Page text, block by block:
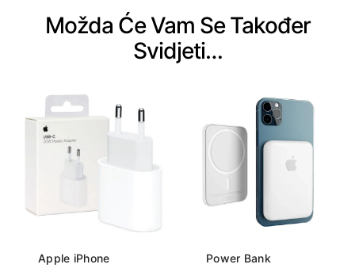
Možda Će Vam Se Također
Svidjeti…
Apple iPhone
Power Bank